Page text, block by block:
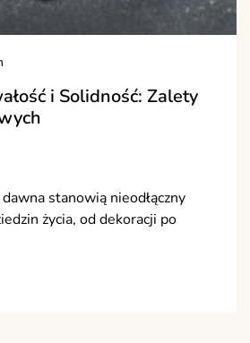
i Solidność: Zalety
stanowią nieodłączny
życia, od dekoracji po